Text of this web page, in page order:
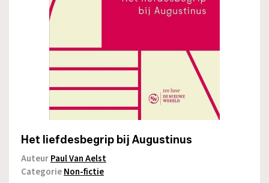
Het liefdesbegrip bij Augustinus
AuteurPaul Van Aelst
CategorieNon-fictie